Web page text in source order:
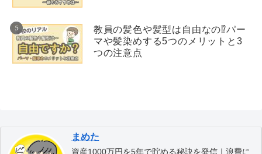
教員の髪色や髪型は自由なの⁉︎パー
マや髪染めする5つのメリットと3
つの注意点
まめた
資産1000万円を5年で貯める秘訣を発信｜浪費に